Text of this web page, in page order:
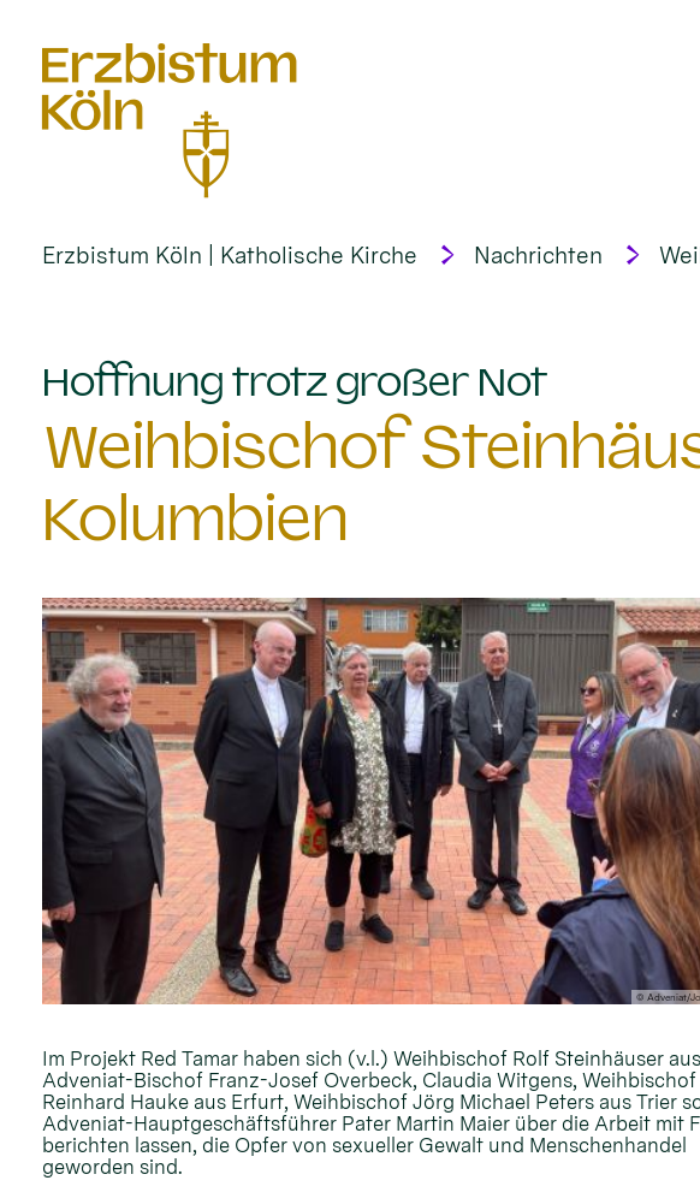
Erzbistum Köln | Katholische Kirche Nachrichten
Hoffnung trotz großer Not:
Weihbischof
Kolumbien
© Adveniat/
Im Projekt Red Tamar haben sich (v.l.) Weihbischof Rolf Steinhäuser
Adveniat-Bischof Franz-Josef Overbeck, Claudia Witgens, Weihbischof
Reinhard Hauke aus Erfurt, Weihbischof Jörg Michael Peters aus Trier
Adveniat-Hauptgeschäftsführer Pater Martin Maier über die Arbeit mit
berichten lassen, die Opfer von sexueller Gewalt und Menschenhandel
geworden sind.